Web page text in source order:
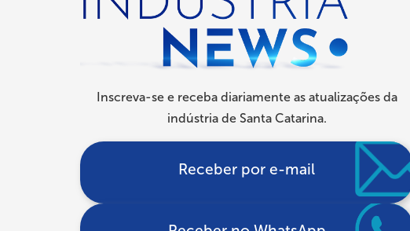
navegação
Inscreva-se e receba diariamente as atualizações da
indústria de Santa Catarina.
Receber por e-mail